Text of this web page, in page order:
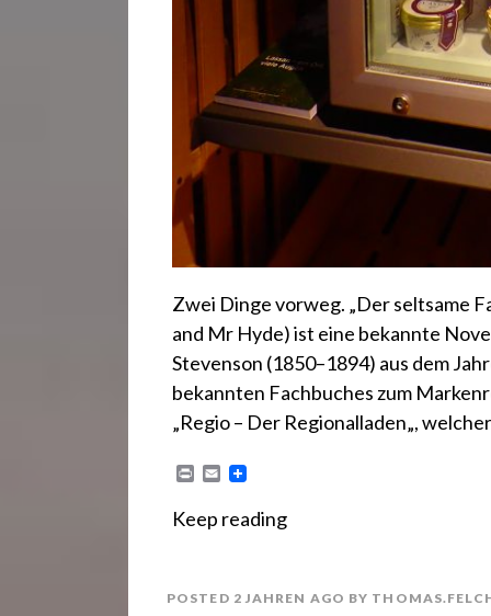
Zwei Dinge vorweg. „Der seltsame
and Mr Hyde) ist eine bekannte
Stevenson (1850–1894) aus dem
bekannten Fachbuches zum
„Regio – Der Regionalladen„,
P
n
E
i
Keep reading
POSTED 2 JAHREN AGO BY